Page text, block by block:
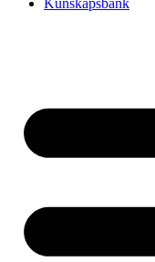
Kunskapsbank